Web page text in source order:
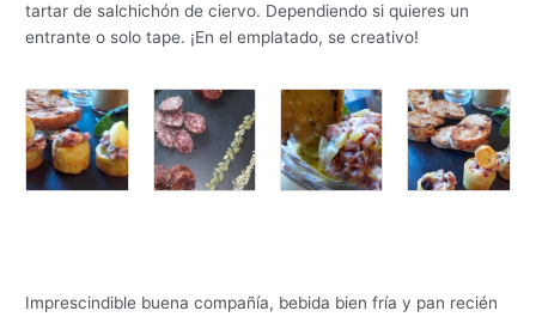
tartar de salchichón de ciervo. Dependiendo si quieres un
entrante o solo tape. ¡En el emplatado, se creativo!
Imprescindible buena compañía, bebida bien fría y pan recién